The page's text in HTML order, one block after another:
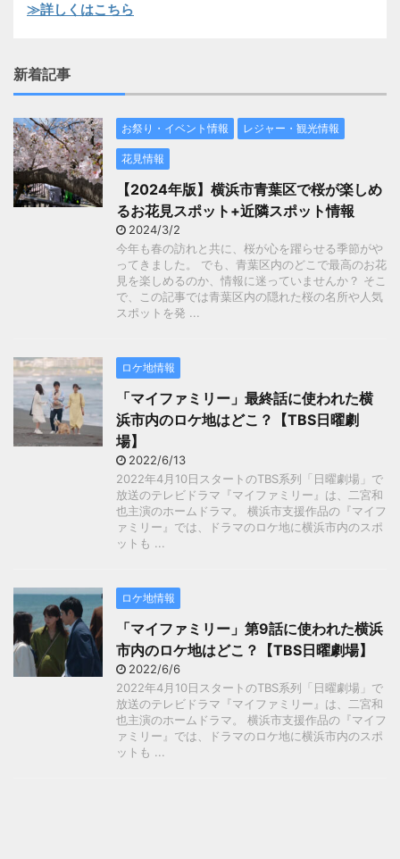
≫詳しくはこちら
新着記事
お祭り・イベント情報 レジャー・観光情報
花見情報
【2024年版】横浜市青葉区で桜が楽しめ
るお花見スポット+近隣スポット情報
2024/3/2
今年も春の訪れと共に、桜が心を躍らせる季節がや
ってきました。 でも、青葉区内のどこで最高のお花
見を楽しめるのか、情報に迷っていませんか？ そこ
で、この記事では青葉区内の隠れた桜の名所や人気
スポットを発 ...
ロケ地情報
「マイファミリー」最終話に使われた横
浜市内のロケ地はどこ？【TBS日曜劇
場】
2022/6/13
2022年4月10日スタートのTBS系列「日曜劇場」で
放送のテレビドラマ『マイファミリー』は、二宮和
也主演のホームドラマ。 横浜市支援作品の『マイフ
ァミリー』では、ドラマのロケ地に横浜市内のスポ
ットも ...
ロケ地情報
「マイファミリー」第9話に使われた横浜
市内のロケ地はどこ？【TBS日曜劇場】
2022/6/6
2022年4月10日スタートのTBS系列「日曜劇場」で
放送のテレビドラマ『マイファミリー』は、二宮和
也主演のホームドラマ。 横浜市支援作品の『マイフ
ァミリー』では、ドラマのロケ地に横浜市内のスポ
ットも ...